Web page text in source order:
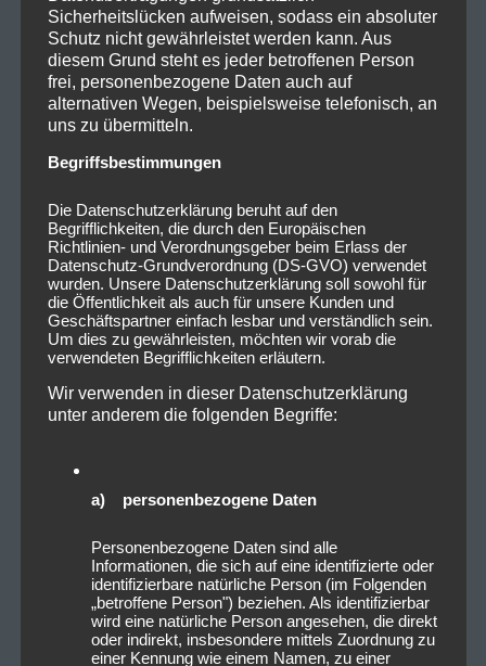
Sicherheitslücken aufweisen, sodass ein absoluter
Schutz nicht gewährleistet werden kann. Aus
diesem Grund steht es jeder betroffenen Person
frei, personenbezogene Daten auch auf
alternativen Wegen, beispielsweise telefonisch, an
uns zu übermitteln.
Begriffsbestimmungen
Die Datenschutzerklärung beruht auf den
Begrifflichkeiten, die durch den Europäischen
Richtlinien- und Verordnungsgeber beim Erlass der
Datenschutz-Grundverordnung (DS-GVO) verwendet
wurden. Unsere Datenschutzerklärung soll sowohl für
die Öffentlichkeit als auch für unsere Kunden und
Geschäftspartner einfach lesbar und verständlich sein.
Um dies zu gewährleisten, möchten wir vorab die
verwendeten Begrifflichkeiten erläutern.
Wir verwenden in dieser Datenschutzerklärung
unter anderem die folgenden Begriffe:
a) personenbezogene Daten
Personenbezogene Daten sind alle
Informationen, die sich auf eine identifizierte oder
identifizierbare natürliche Person (im Folgenden
„betroffene Person") beziehen. Als identifizierbar
wird eine natürliche Person angesehen, die direkt
oder indirekt, insbesondere mittels Zuordnung zu
einer Kennung wie einem Namen, zu einer